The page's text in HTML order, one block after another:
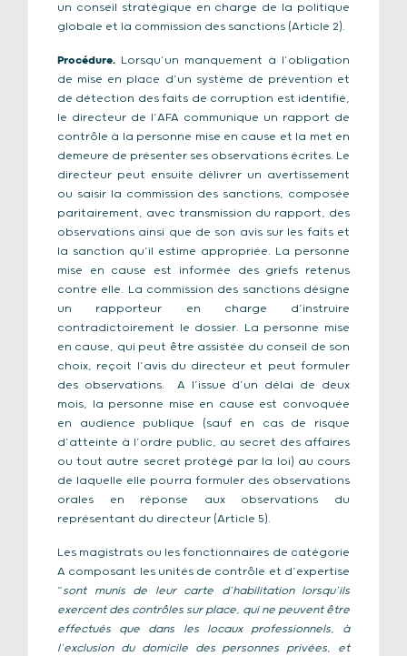
un conseil stratégique en charge de la politique
globale et la commission des sanctions (Article 2).
Procédure. Lorsqu’un manquement à l’obligation
de mise en place d’un système de prévention et
de détection des faits de corruption est identifié,
le directeur de l’AFA communique un rapport de
contrôle à la personne mise en cause et la met en
demeure de présenter ses observations écrites. Le
directeur peut ensuite délivrer un avertissement
ou saisir la commission des sanctions, composée
paritairement, avec transmission du rapport, des
observations ainsi que de son avis sur les faits et
la sanction qu’il estime appropriée. La personne
mise en cause est informée des griefs retenus
contre elle. La commission des sanctions désigne
un rapporteur en charge d’instruire
contradictoirement le dossier. La personne mise
en cause, qui peut être assistée du conseil de son
choix, reçoit l’avis du directeur et peut formuler
des observations. A l’issue d’un délai de deux
mois, la personne mise en cause est convoquée
en audience publique (sauf en cas de risque
d’atteinte à l’ordre public, au secret des affaires
ou tout autre secret protégé par la loi) au cours
de laquelle elle pourra formuler des observations
orales en réponse aux observations du
représentant du directeur (Article 5).
Les magistrats ou les fonctionnaires de catégorie
A composant les unités de contrôle et d’expertise
“sont munis de leur carte d’habilitation lorsqu’ils
exercent des contrôles sur place, qui ne peuvent être
effectués que dans les locaux professionnels, à
l’exclusion du domicile des personnes privées, et